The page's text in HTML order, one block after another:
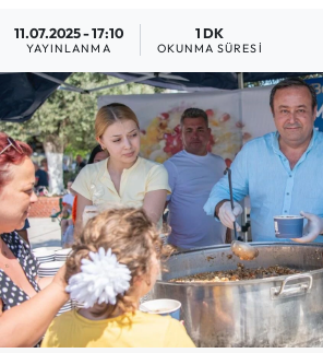
11.07.2025 - 17:10
YAYINLANMA
1 DK
OKUNMA SÜRESI